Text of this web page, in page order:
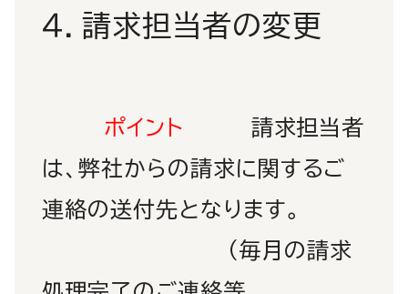
４．請求担当者の変更
ポイント 請求担当者
は、弊社からの請求に関するご
連絡の送付先となります。
（毎月の請求